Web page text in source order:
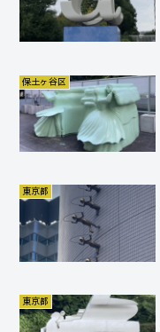
保土ヶ谷区
東京都
東京都